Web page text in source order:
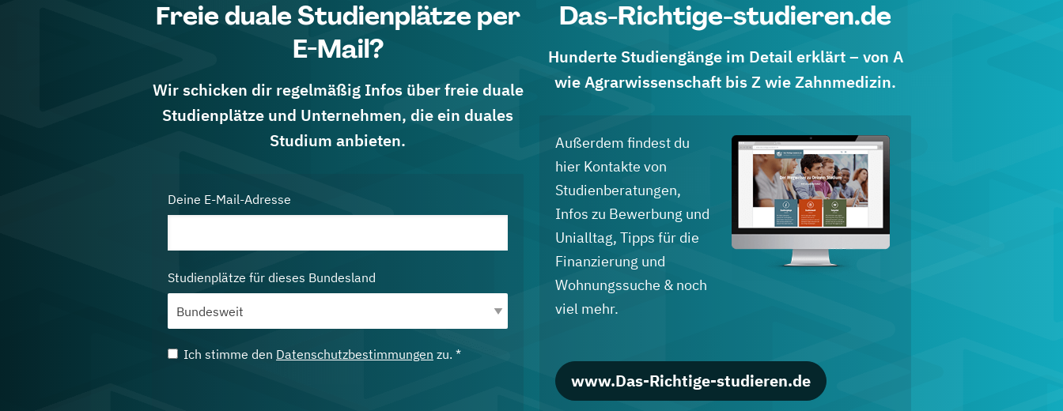
Freie duale Studienplätze per
E-Mail?
Wir schicken dir regelmäßig Infos über freie duale
Studienplätze und Unternehmen, die ein duales
Studium anbieten.
Deine E-Mail-Adresse
Studienplätze für dieses Bundesland
Ich stimme den Datenschutzbestimmungen zu. *
Das-Richtige-studieren.de
Hunderte Studiengänge im Detail erklärt – von A
wie Agrarwissenschaft bis Z wie Zahnmedizin.
Außerdem findest du
hier Kontakte von
Studienberatungen,
Infos zu Bewerbung und
Unialltag, Tipps für die
Finanzierung und
Wohnungssuche & noch
viel mehr.
www.Das-Richtige-studieren.de